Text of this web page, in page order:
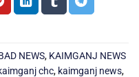
NEWS, KAIMGANJ NEWS
chc, kaimganj news,